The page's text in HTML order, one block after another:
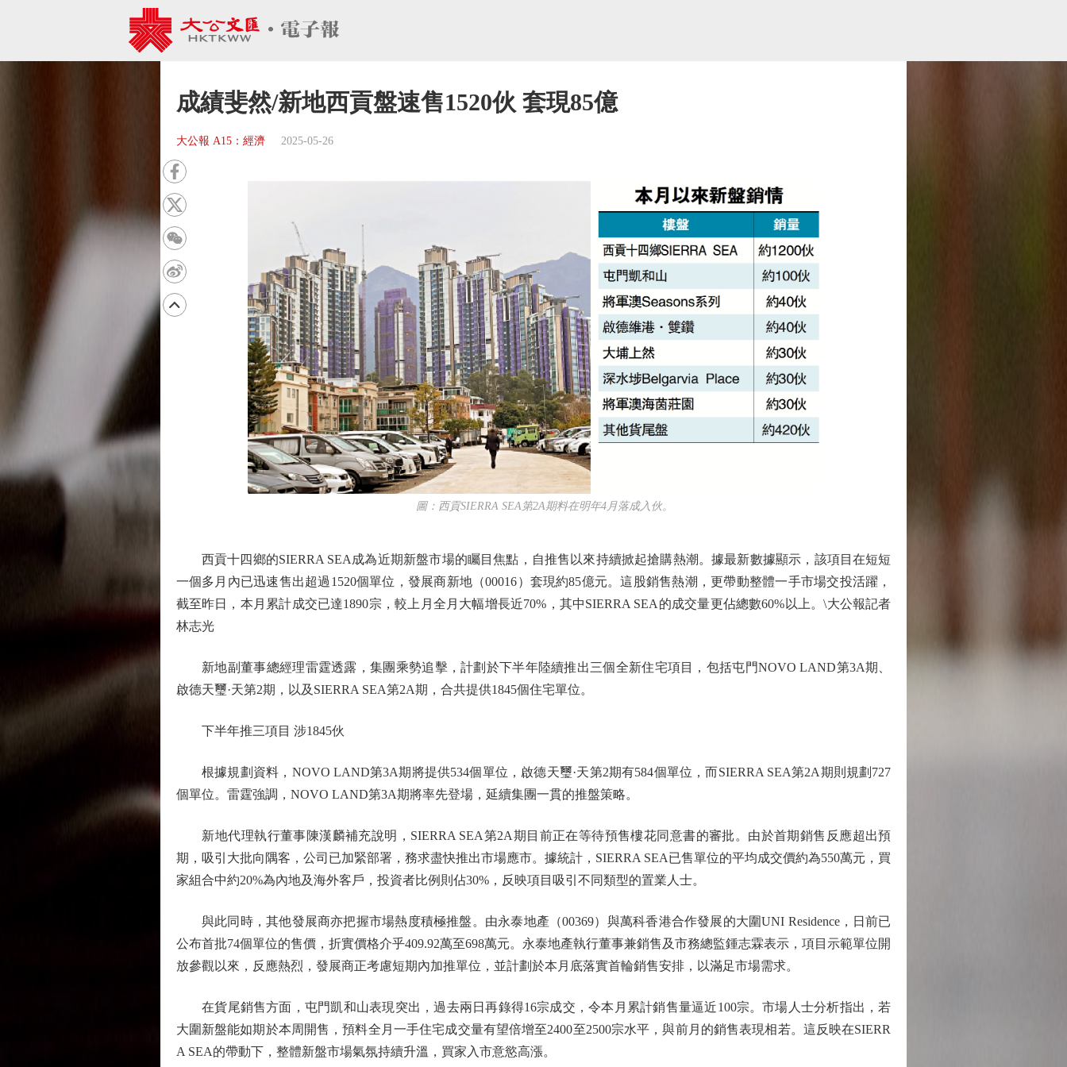
成績斐然/新地西貢盤速售1520伙 套現85億
大公報 A15：經濟 2025-05-26
圖：西貢SIERRA SEA第2A期料在明年4月落成入伙。
西貢十四鄉的SIERRA SEA成為近期新盤市場的矚目焦點，自推售以來持續掀起搶購熱潮。據最新數據顯示，該項目在短短
一個多月內已迅速售出超過1520個單位，發展商新地（00016）套現約85億元。這股銷售熱潮，更帶動整體一手市場交投活躍，
截至昨日，本月累計成交已達1890宗，較上月全月大幅增長近70%，其中SIERRA SEA的成交量更佔總數60%以上。\大公報記者
林志光
新地副董事總經理雷霆透露，集團乘勢追擊，計劃於下半年陸續推出三個全新住宅項目，包括屯門NOVO LAND第3A期、
啟德天璽·天第2期，以及SIERRA SEA第2A期，合共提供1845個住宅單位。
下半年推三項目 涉1845伙
根據規劃資料，NOVO LAND第3A期將提供534個單位，啟德天璽·天第2期有584個單位，而SIERRA SEA第2A期則規劃727
個單位。雷霆強調，NOVO LAND第3A期將率先登場，延續集團一貫的推盤策略。
新地代理執行董事陳漢麟補充說明，SIERRA SEA第2A期目前正在等待預售樓花同意書的審批。由於首期銷售反應超出預
期，吸引大批向隅客，公司已加緊部署，務求盡快推出市場應市。據統計，SIERRA SEA已售單位的平均成交價約為550萬元，買
家組合中約20%為內地及海外客戶，投資者比例則佔30%，反映項目吸引不同類型的置業人士。
與此同時，其他發展商亦把握市場熱度積極推盤。由永泰地產（00369）與萬科香港合作發展的大圍UNI Residence，日前已
公布首批74個單位的售價，折實價格介乎409.92萬至698萬元。永泰地產執行董事兼銷售及市務總監鍾志霖表示，項目示範單位開
放參觀以來，反應熱烈，發展商正考慮短期內加推單位，並計劃於本月底落實首輪銷售安排，以滿足市場需求。
在貨尾銷售方面，屯門凱和山表現突出，過去兩日再錄得16宗成交，令本月累計銷售量逼近100宗。市場人士分析指出，若
大圍新盤能如期於本周開售，預料全月一手住宅成交量有望倍增至2400至2500宗水平，與前月的銷售表現相若。這反映在SIERR
A SEA的帶動下，整體新盤市場氣氛持續升溫，買家入市意慾高漲。